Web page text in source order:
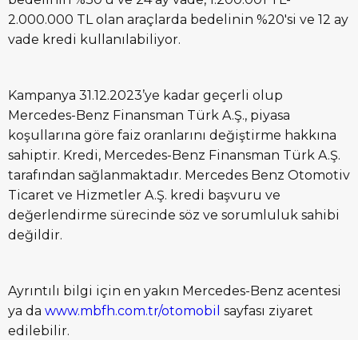
2.000.000 TL olan araçlarda bedelinin %20'si ve 12 ay
vade kredi kullanılabiliyor.
Kampanya 31.12.2023’ye kadar geçerli olup
Mercedes-Benz Finansman Türk A.Ş., piyasa
koşullarına göre faiz oranlarını değiştirme hakkına
sahiptir. Kredi, Mercedes-Benz Finansman Türk A.Ş.
tarafından sağlanmaktadır. Mercedes Benz Otomotiv
Ticaret ve Hizmetler A.Ş. kredi başvuru ve
değerlendirme sürecinde söz ve sorumluluk sahibi
değildir.
Ayrıntılı bilgi için en yakın Mercedes-Benz acentesi
ya da www.mbfh.com.tr/otomobil sayfası ziyaret
edilebilir.